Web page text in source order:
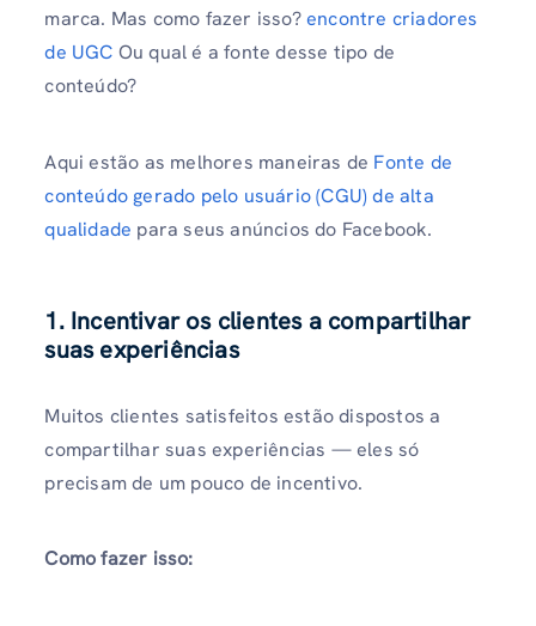
marca. Mas como fazer isso?encontre criadores
de UGC Ou qual é a fonte desse tipo de
conteúdo?
Aqui estão as melhores maneiras de Fonte de
conteúdo gerado pelo usuário (CGU) de alta
qualidade para seus anúncios do Facebook.
1. Incentivar os clientes a compartilhar
suas experiências
Muitos clientes satisfeitos estão dispostos a
compartilhar suas experiências — eles só
precisam de um pouco de incentivo.
Como fazer isso: